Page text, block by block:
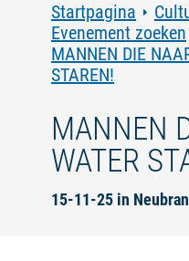
Startpagina
Evenement zoeken
MANNEN DIE
STAREN!
MANNEN
WATER
15-11-25 in